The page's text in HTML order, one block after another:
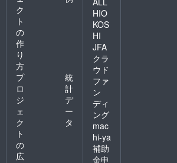
ク
ト
の
作
り
方
プ
ロ
ジ
ェ
ク
ト
の
広
統
計
デ
ー
タ
HIO
KOS
HI
JFA
クラ
ウド
ファ
ン
ディ
ング
mac
hi-ya
補助
金申